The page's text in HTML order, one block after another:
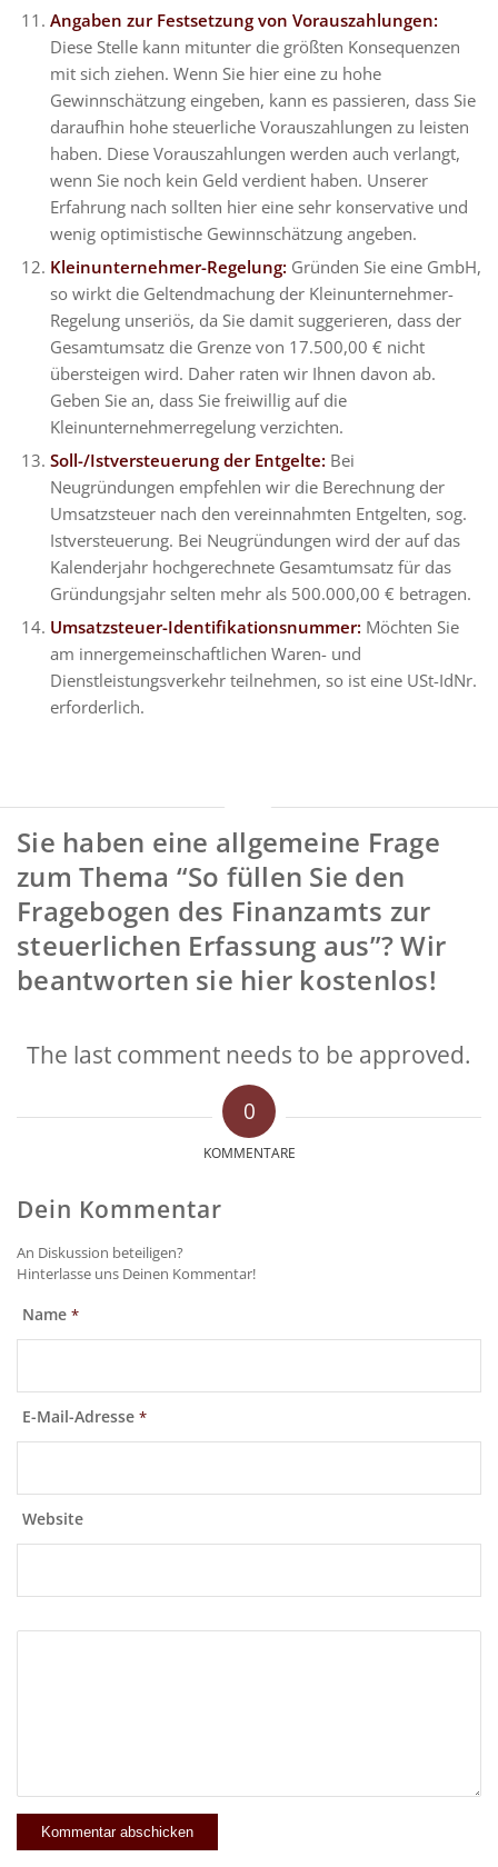
Angaben zur Festsetzung von Vorauszahlungen:
Diese Stelle kann mitunter die größten Konsequenzen
mit sich ziehen. Wenn Sie hier eine zu hohe
Gewinnschätzung eingeben, kann es passieren, dass Sie
daraufhin hohe steuerliche Vorauszahlungen zu leisten
haben. Diese Vorauszahlungen werden auch verlangt,
wenn Sie noch kein Geld verdient haben. Unserer
Erfahrung nach sollten hier eine sehr konservative und
wenig optimistische Gewinnschätzung angeben.
Kleinunternehmer-Regelung: Gründen Sie eine GmbH,
so wirkt die Geltendmachung der Kleinunternehmer-
Regelung unseriös, da Sie damit suggerieren, dass der
Gesamtumsatz die Grenze von 17.500,00 € nicht
übersteigen wird. Daher raten wir Ihnen davon ab.
Geben Sie an, dass Sie freiwillig auf die
Kleinunternehmerregelung verzichten.
Soll-/Istversteuerung der Entgelte: Bei
Neugründungen empfehlen wir die Berechnung der
Umsatzsteuer nach den vereinnahmten Entgelten, sog.
Istversteuerung. Bei Neugründungen wird der auf das
Kalenderjahr hochgerechnete Gesamtumsatz für das
Gründungsjahr selten mehr als 500.000,00 € betragen.
Umsatzsteuer-Identifikationsnummer: Möchten Sie
am innergemeinschaftlichen Waren- und
Dienstleistungsverkehr teilnehmen, so ist eine USt-IdNr.
erforderlich.
Sie haben eine allgemeine Frage
zum Thema “So füllen Sie den
Fragebogen des Finanzamts zur
steuerlichen Erfassung aus”? Wir
beantworten sie hier kostenlos!
The last comment needs to be approved.
0
KOMMENTARE
Dein Kommentar
An Diskussion beteiligen?
Hinterlasse uns Deinen Kommentar!
Name *
E-Mail-Adresse *
Website